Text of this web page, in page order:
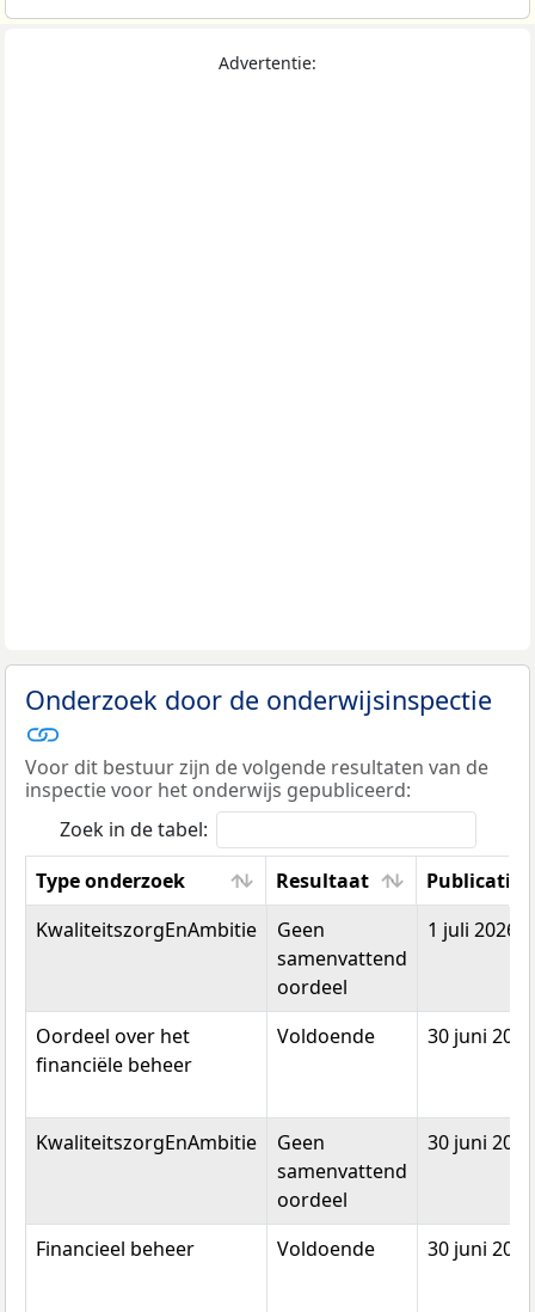
Advertentie:
Onderzoek door de onderwijsinspectie
Voor dit bestuur zijn de volgende resultaten van de
inspectie voor het onderwijs gepubliceerd:
Zoek in de tabel:
Type onderzoek
Resultaat
Type onderzoek
Resultaat
KwaliteitszorgEnAmbitie
Geen
samenvattend
oordeel
1 juli 2026
Oordeel over het
financiële beheer
Voldoende 30 juni 2020
KwaliteitszorgEnAmbitie
Geen
samenvattend
oordeel
30 juni 2020
Financieel beheer Voldoende 30 juni 2020